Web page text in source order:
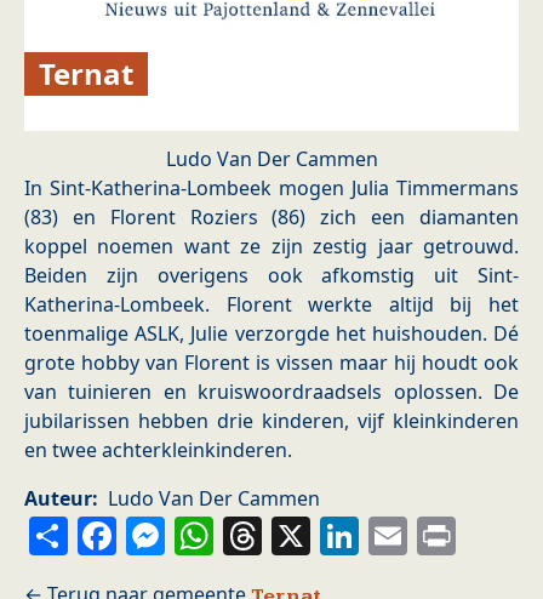
Ternat
Ludo Van Der Cammen
In Sint-Katherina-Lombeek mogen Julia Timmermans
(83) en Florent Roziers (86) zich een diamanten
koppel noemen want ze zijn zestig jaar getrouwd.
Beiden zijn overigens ook afkomstig uit Sint-
Katherina-Lombeek. Florent werkte altijd bij het
toenmalige ASLK, Julie verzorgde het huishouden. Dé
grote hobby van Florent is vissen maar hij houdt ook
van tuinieren en kruiswoordraadsels oplossen. De
jubilarissen hebben drie kinderen, vijf kleinkinderen
en twee achterkleinkinderen.
Auteur
Ludo Van Der Cammen
ShareFacebook
Messenger
WhatsApp
Threads
X LinkedIn
Email